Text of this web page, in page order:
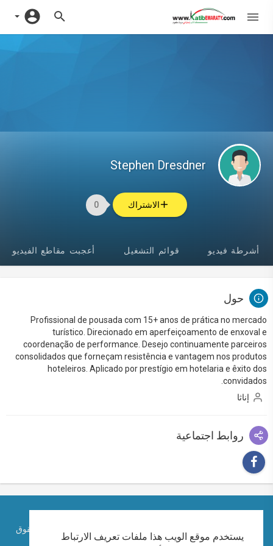
يستخدم موقع الويب هذا ملفات تعريف الارتباط
Stephen Dresdner
الاشتراك 0
أشرطة فيديو قوائم التشغيل أعجبت مقاطع الفيديو
حول
Profissional de pousada com 15+ anos de prática no mercado
turístico. Direcionado em aperfeiçoamento de enxoval e
coordenação de performance. Desejo continuamente parceiros
consolidados que forneçam resistência e vantagem nos produtos
hoteleiros. Aplicado por prestígio em hotelaria e êxito dos
convidados.
إناثا
روابط اجتماعية
حقوق الطبع والنشر © 2026 الكاتب الإماراتي احمد ابراهيم. كل الحقوق
محفوظة.